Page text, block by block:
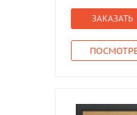
ЗАКАЗАТЬ